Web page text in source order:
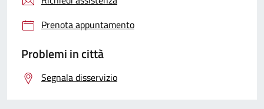
Prenota appuntamento
Problemi in città
Segnala disservizio